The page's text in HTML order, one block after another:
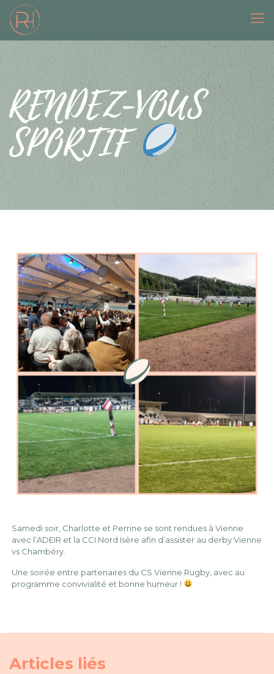
RENDEZ-VOUS
SPORTIF
Samedi soir, Charlotte et Perrine se sont rendues à Vienne
avec l’ADEIR et la CCI Nord Isère afin d’assister au derby Vienne
vs Chambéry.
Une soirée entre partenaires du CS Vienne Rugby, avec au
programme convivialité et bonne humeur !
Articles liés